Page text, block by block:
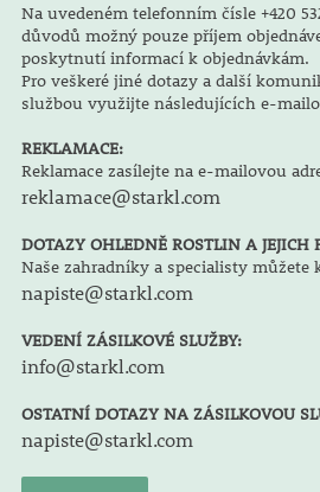
Na uvedeném telefonním čísle +420
důvodů možný pouze příjem
poskytnutí informací k objednávkám.
Pro veškeré jiné dotazy a další
službou využijte následujících e-
REKLAMACE:
Reklamace zasílejte na e-mailovou
reklamace@starkl.com
DOTAZY OHLEDNĚ ROSTLIN A JEJICH
Naše zahradníky a specialisty můžete
napiste@starkl.com
VEDENÍ ZÁSILKOVÉ SLUŽBY:
info@starkl.com
OSTATNÍ DOTAZY NA ZÁSILKOVOU
napiste@starkl.com